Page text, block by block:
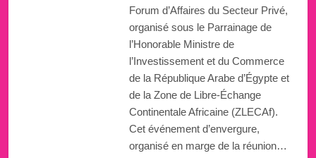
Forum d’Affaires du Secteur Privé,
organisé sous le Parrainage de
l’Honorable Ministre de
l’Investissement et du Commerce
de la République Arabe d’Égypte et
de la Zone de Libre-Échange
Continentale Africaine (ZLECAf).
Cet événement d’envergure,
organisé en marge de la réunion…